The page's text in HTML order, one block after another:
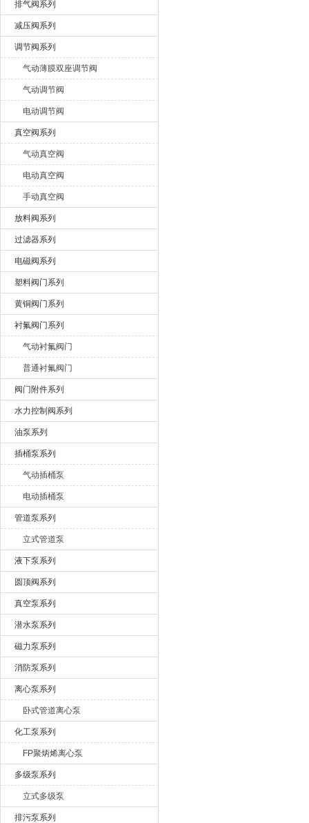
排气阀系列
减压阀系列
调节阀系列
气动薄膜双座调节阀
气动调节阀
电动调节阀
真空阀系列
气动真空阀
电动真空阀
手动真空阀
放料阀系列
过滤器系列
电磁阀系列
塑料阀门系列
黄铜阀门系列
衬氟阀门系列
气动衬氟阀门
普通衬氟阀门
阀门附件系列
水力控制阀系列
油泵系列
插桶泵系列
气动插桶泵
电动插桶泵
管道泵系列
立式管道泵
液下泵系列
圆顶阀系列
真空泵系列
潜水泵系列
磁力泵系列
消防泵系列
离心泵系列
卧式管道离心泵
化工泵系列
FP聚炳烯离心泵
多级泵系列
立式多级泵
排污泵系列